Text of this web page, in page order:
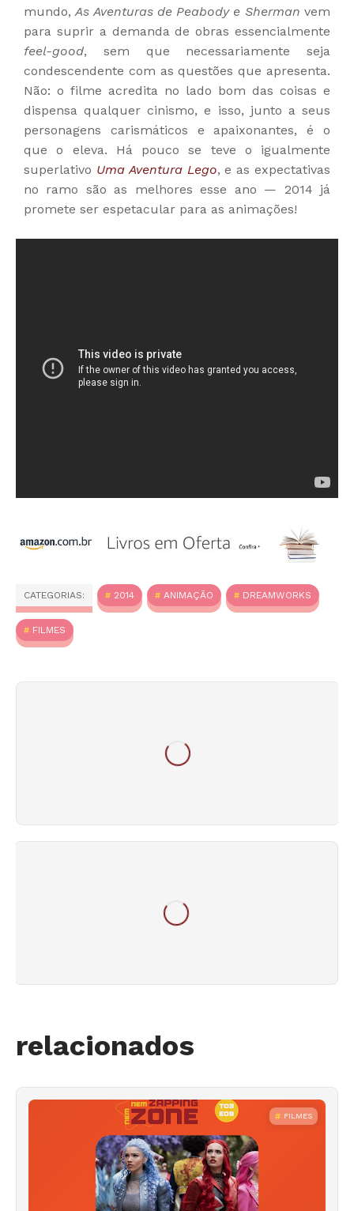
mundo,As Aventuras de Peabody e Sherman vem
para suprira demanda de obras essencialmente
feel-good, sem que necessariamente seja
condescendente com as questões que apresenta.
Não: o filme acredita no lado bom das coisas e
dispensa qualquer cinismo, e isso, junto a seus
personagens carismáticos e apaixonantes, é o
que o eleva. Há pouco se teve o igualmente
superlativo Uma Aventura Lego, e as expectativas
no ramo são as melhores esse ano — 2014 já
promete ser espetacular para as animações!
CATEGORIAS: 2014 ANIMAÇÃO DREAMWORKS
FILMES
relacionados
FILMES